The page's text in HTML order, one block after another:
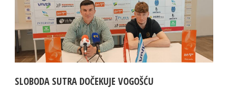
SLOBODA SUTRA DOČEKUJE VOGOŠĆU